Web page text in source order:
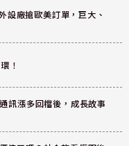
廠搶歐美訂單，巨大、
！
訊漲多回檔後，成長故事